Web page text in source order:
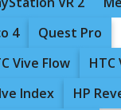
4
Quest Pro
Vive Flow
HTC
Index
HP